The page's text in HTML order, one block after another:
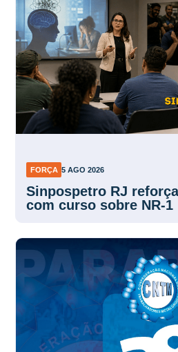
FORÇA 5 AGO 2026
Sinpospetro RJ
com curso sobre NR-1